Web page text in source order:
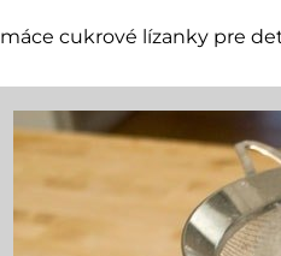
cukrové lízanky pre